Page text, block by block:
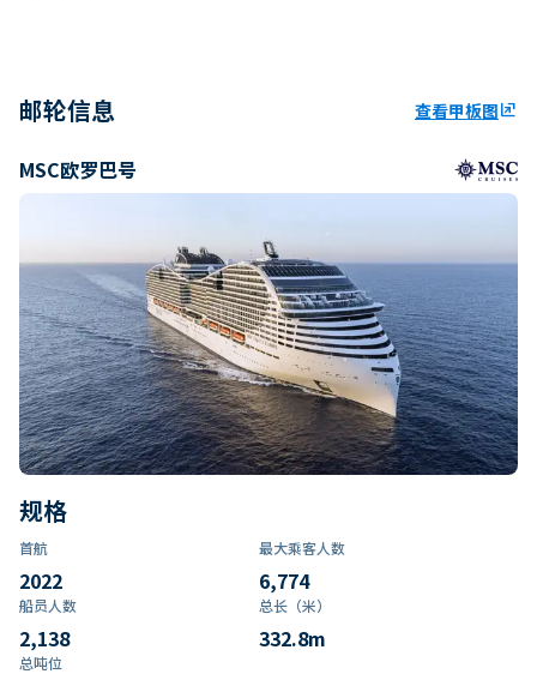
邮轮信息 查看甲板图ungroup
MSC欧罗巴号
规格
首航
2022
最大乘客人数
6,774
船员人数
2,138
总长（米）
332.8m
总吨位